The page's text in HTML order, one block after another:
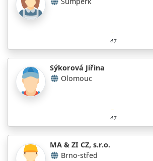
4.7
Sýkorová Jiřina
Olomouc
4.7
MA & ZI CZ, s.r.o.
Brno-střed